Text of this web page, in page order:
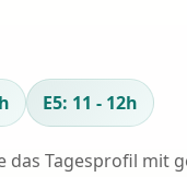
E5: 11 - 12h
das Tagesprofil mit